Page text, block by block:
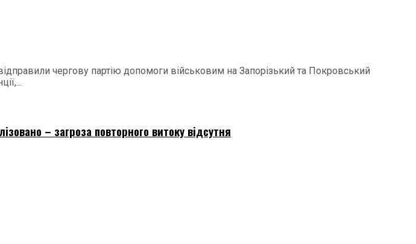
чергову партію допомоги військовим на Запорізький та Покровський
– загроза повторного витоку відсутня